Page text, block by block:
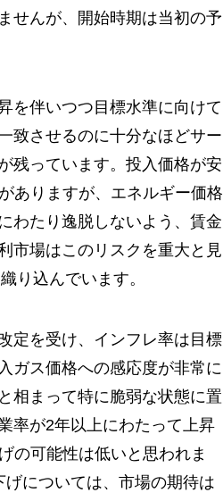
せんが、開始時期は当初の予
を伴いつつ目標水準に向けて
致させるのに十分なほどサー
残っています。投入価格が安
ありますが、エネルギー価格
わたり逸脱しないよう、賃金
市場はこのリスクを重大と見
り込んでいます。
定を受け、インフレ率は目標
ガス価格への感応度が非常に
相まって特に脆弱な状態に置
率が2年以上にわたって上昇
の可能性は低いと思われま
については、市場の期待は